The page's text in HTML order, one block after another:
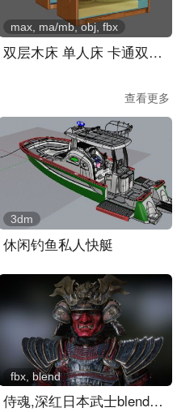
双层木床 单人床 卡通双人床
max, ma/mb, obj, fbx
查看更多
休闲钓鱼私人快艇
3dm
侍魂,深红日本武士blender模型,4K贴图
fbx, blend